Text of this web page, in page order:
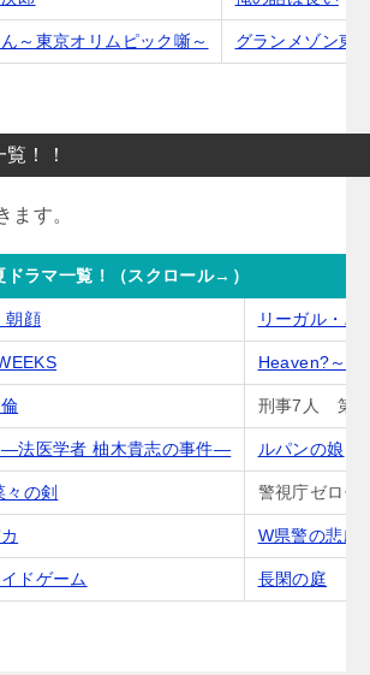
～東京オリムピック噺～ グランメゾン東
！！
ドラマ一覧！（スクロール→）
朝顔 リーガル・ハ
Heaven?～ご
刑事7人 第5
―法医学者 柚木貴志の事件― ルパンの娘
々の剣 警視庁ゼロ係
W県警の悲劇
ドゲーム 長閑の庭